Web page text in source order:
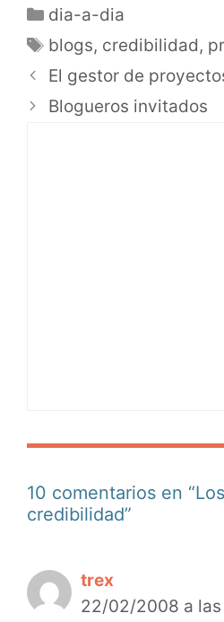
dia-a-dia
blogs, credibilidad,
El gestor de
Blogueros invitados
10 comentarios en
credibilidad”
trex
22/02/2008 a las